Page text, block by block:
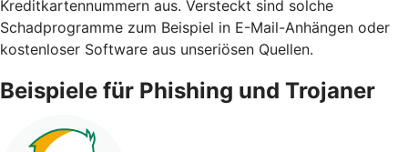
Kreditkartennummern aus. Versteckt sind solche
Schadprogramme zum Beispiel in E-Mail-Anhängen oder
kostenloser Software aus unseriösen Quellen.
Beispiele für Phishing und Trojaner